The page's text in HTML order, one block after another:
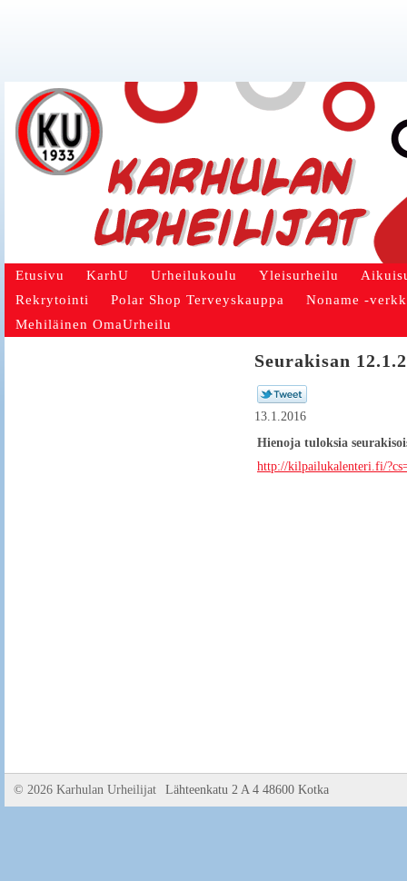
Etusivu KarhU Urheilukoulu Yleisurheilu
Rekrytointi
Polar Shop Terveyskauppa
Noname -
Mehiläinen OmaUrheilu
Seurakisan
13.1.2016
Hienoja tuloksia
http://kilpailukalenteri.fi/
© 2026 Karhulan Urheilijat Lähteenkatu 2 A 4 48600 Kotka